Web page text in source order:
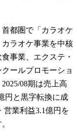
都圏で「カラオケ
ラオケ事業を中核
事業、エクステ・
ールプロモーショ
08期は売上高
円と黒字転換に成
営業利益3.1億円を